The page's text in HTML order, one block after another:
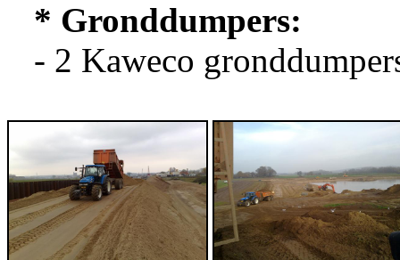
* Gronddumpers:
- 2 Kaweco